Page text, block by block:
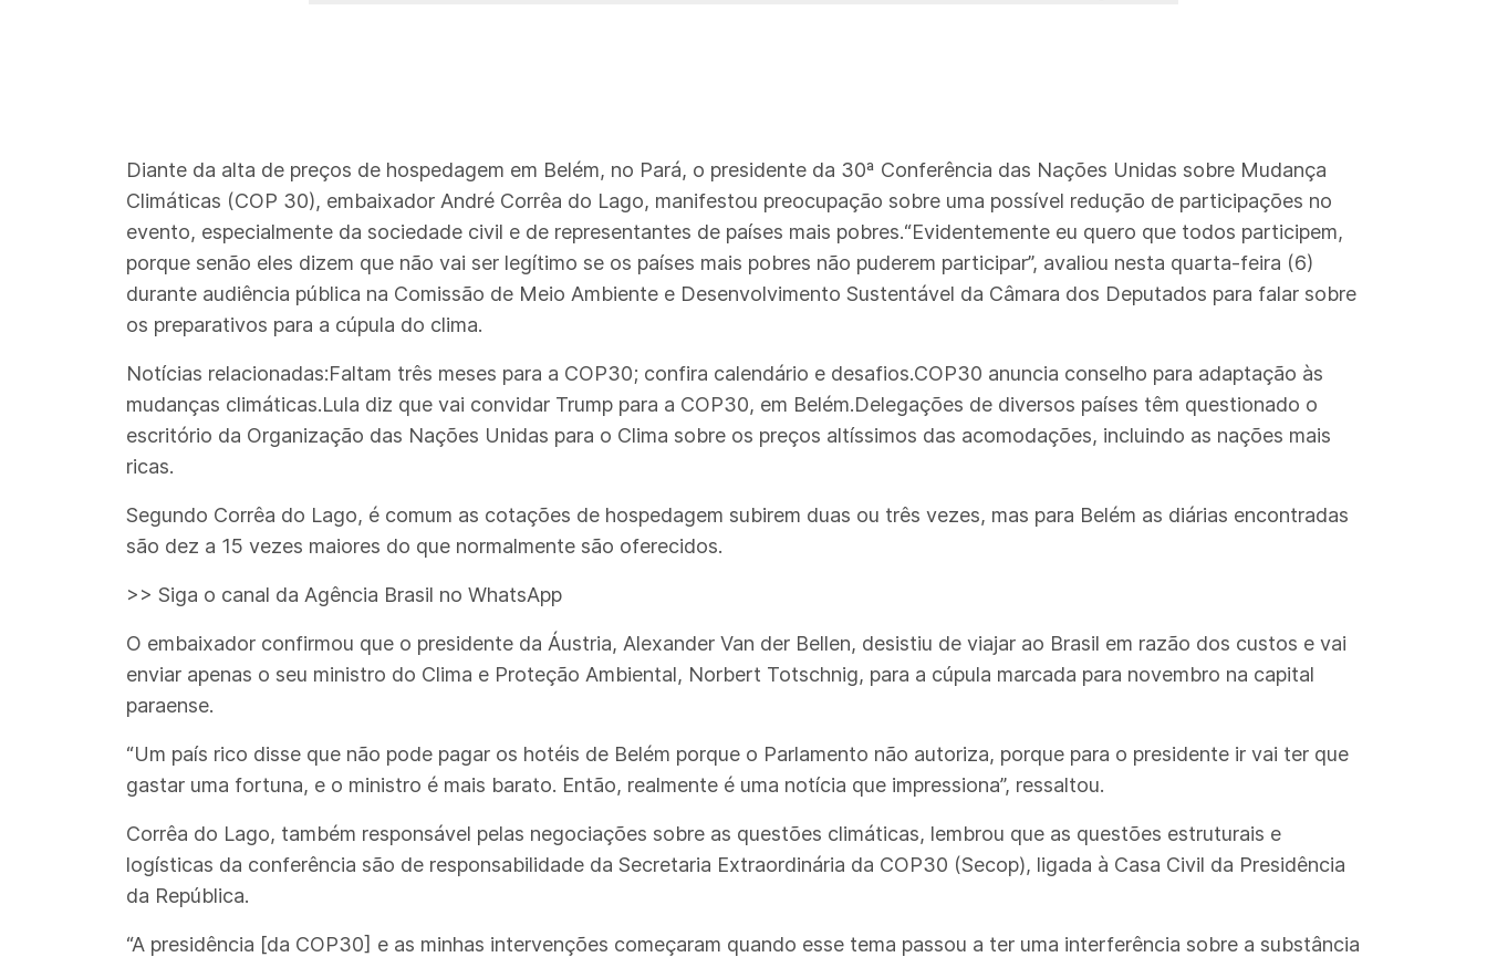
Diante da alta de preços de hospedagem em Belém, no Pará, o presidente da 30ª Conferência das Nações Unidas sobre Mudança
Climáticas (COP 30), embaixador André Corrêa do Lago, manifestou preocupação sobre uma possível redução de participações no
evento, especialmente da sociedade civil e de representantes de países mais pobres.“Evidentemente eu quero que todos participem,
porque senão eles dizem que não vai ser legítimo se os países mais pobres não puderem participar”, avaliou nesta quarta-feira (6)
durante audiência pública na Comissão de Meio Ambiente e Desenvolvimento Sustentável da Câmara dos Deputados para falar sobre
os preparativos para a cúpula do clima.
Notícias relacionadas:Faltam três meses para a COP30; confira calendário e desafios.COP30 anuncia conselho para adaptação às
mudanças climáticas.Lula diz que vai convidar Trump para a COP30, em Belém.Delegações de diversos países têm questionado o
escritório da Organização das Nações Unidas para o Clima sobre os preços altíssimos das acomodações, incluindo as nações mais
ricas.
Segundo Corrêa do Lago, é comum as cotações de hospedagem subirem duas ou três vezes, mas para Belém as diárias encontradas
são dez a 15 vezes maiores do que normalmente são oferecidos.
>> Siga o canal da Agência Brasil no WhatsApp
O embaixador confirmou que o presidente da Áustria, Alexander Van der Bellen, desistiu de viajar ao Brasil em razão dos custos e vai
enviar apenas o seu ministro do Clima e Proteção Ambiental, Norbert Totschnig, para a cúpula marcada para novembro na capital
paraense.
“Um país rico disse que não pode pagar os hotéis de Belém porque o Parlamento não autoriza, porque para o presidente ir vai ter que
gastar uma fortuna, e o ministro é mais barato. Então, realmente é uma notícia que impressiona”, ressaltou.
Corrêa do Lago, também responsável pelas negociações sobre as questões climáticas, lembrou que as questões estruturais e
logísticas da conferência são de responsabilidade da Secretaria Extraordinária da COP30 (Secop), ligada à Casa Civil da Presidência
da República.
“A presidência [da COP30] e as minhas intervenções começaram quando esse tema passou a ter uma interferência sobre a substância